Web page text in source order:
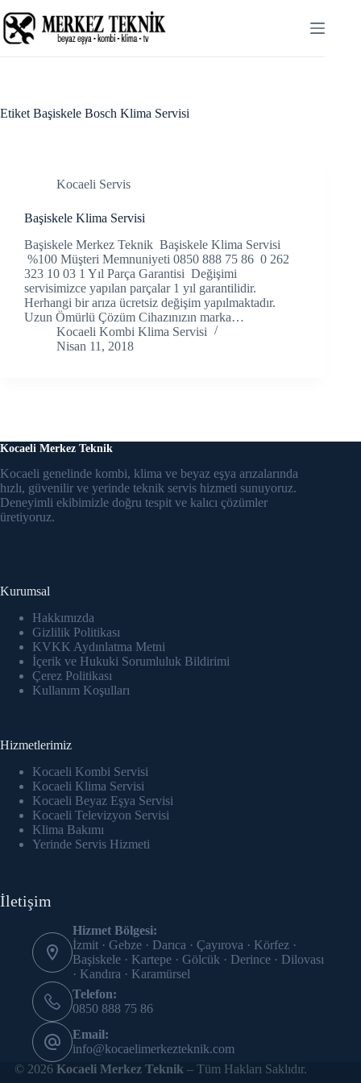
to
content
Etiket Başiskele Bosch Klima Servisi
Kocaeli Servis
Başiskele Klima Servisi
Başiskele Merkez Teknik Başiskele Klima Servisi
%100 Müşteri Memnuniyeti 0850 888 75 86 0 262
323 10 03 1 Yıl Parça Garantisi Değişimi
servisimizce yapılan parçalar 1 yıl garantilidir.
Herhangi bir arıza ücretsiz değişim yapılmaktadır.
Uzun Ömürlü Çözüm Cihazınızın marka…
Kocaeli Kombi Klima Servisi
Nisan 11, 2018
Kocaeli Merkez Teknik
Kocaeli genelinde kombi, klima ve beyaz eşya arızalarında
hızlı, güvenilir ve yerinde teknik servis hizmeti sunuyoruz.
Deneyimli ekibimizle doğru tespit ve kalıcı çözümler
üretiyoruz.
Kurumsal
Hakkımızda
Gizlilik Politikası
KVKK Aydınlatma Metni
İçerik ve Hukuki Sorumluluk Bildirimi
Çerez Politikası
Kullanım Koşulları
Hizmetlerimiz
Kocaeli Kombi Servisi
Kocaeli Klima Servisi
Kocaeli Beyaz Eşya Servisi
Kocaeli Televizyon Servisi
Klima Bakımı
Yerinde Servis Hizmeti
İletişim
Hizmet Bölgesi:
İzmit · Gebze · Darıca · Çayırova · Körfez ·
Başiskele · Kartepe · Gölcük · Derince · Dilovası
· Kandıra · Karamürsel
Telefon:
0850 888 75 86
Email:
info@kocaelimerkezteknik.com
© 2026Kocaeli Merkez Teknik – Tüm Hakları Saklıdır.